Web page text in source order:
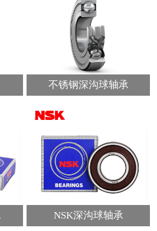
不锈钢深沟球轴承
NSK深沟球轴承